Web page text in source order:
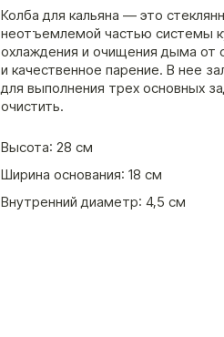
Колба для кальяна — это
неотъемлемой частью системы
охлаждения и очищения дыма от
и качественное парение. В нее
для выполнения трех основных
очистить.
Высота: 28 см
Ширина основания: 18 см
Внутренний диаметр: 4,5 см